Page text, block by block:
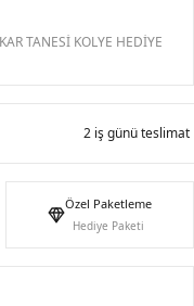
TANESİ KOLYE HEDİYE
2 iş günü teslimat
Özel Paketleme
Hediye Paketi